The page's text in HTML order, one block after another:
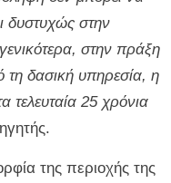
δυστυχώς στην
στην πράξη
τη δασική υπηρεσία, η
τελευταία 25 χρόνια
της περιοχής της